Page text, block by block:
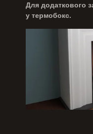
Для додаткового
у термобокс.